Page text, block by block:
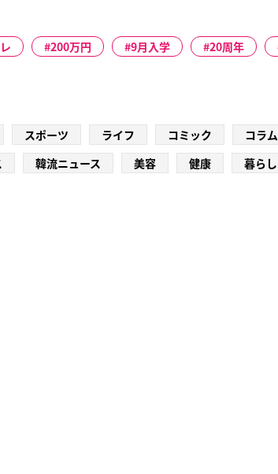
200万円 9月入学 20周年
スポーツ ライフ コミック コラム
韓流ニュース 美容 健康 暮らし